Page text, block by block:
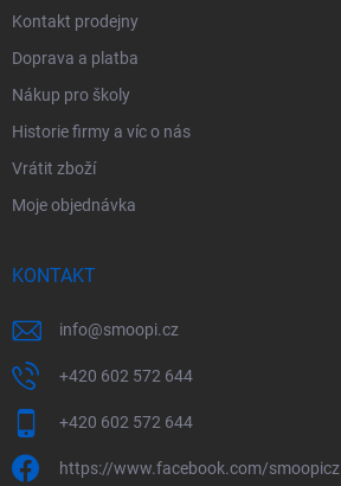
Kontakt prodejny
Doprava a platba
Nákup pro školy
Historie firmy a víc o nás
Vrátit zboží
Moje objednávka
KONTAKT
info@smoopi.cz
+420 602 572 644
+420 602 572 644
https://www.facebook.com/smoopicz